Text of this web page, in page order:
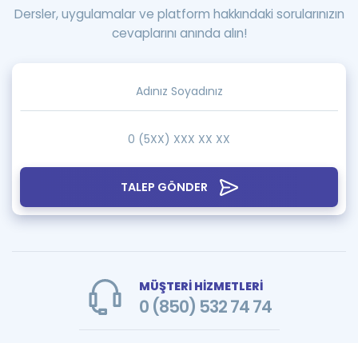
TALEP GÖNDER
Dersler, uygulamalar ve platform hakkındaki sorularınızın
cevaplarını anında alın!
MÜŞTERİ HİZMETLERİ
0 (850) 532 74 74